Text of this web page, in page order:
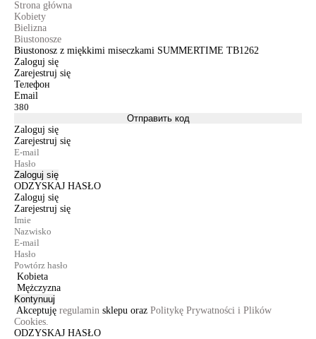
Strona główna
Kobiety
Bielizna
Biustonosze
Biustonosz z miękkimi miseczkami SUMMERTIME TB1262
Zaloguj się
Zarejestruj się
Телефон
Email
Отправить код
Zaloguj się
Zarejestruj się
Zaloguj się
ODZYSKAJ HASŁO
Zaloguj się
Zarejestruj się
Kobieta
Mężczyzna
Kontynuuj
Akceptuję regulamin sklepu oraz Politykę Prywatności i Plików
Cookies.
ODZYSKAJ HASŁO